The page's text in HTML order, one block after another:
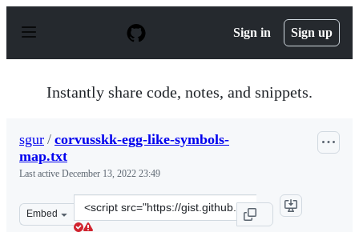
p
Sign in Sign up
Instantly share code, notes, and snippets.
sgur / corvusskk-egg-like-symbols-
map.txt
Last active December 13, 2022 23:49
Embed
Clone
this